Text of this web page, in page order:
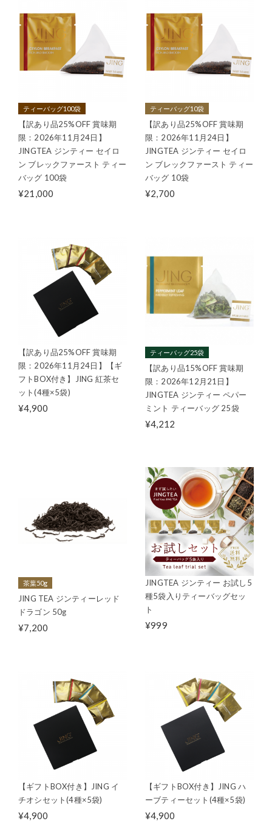
ティーバッグ100袋
【訳あり品25%OFF 賞味期
限：2026年11月24日】
JINGTEA ジンティー セイロ
ン ブレックファースト ティー
バッグ 100袋
¥21,000
ティーバッグ10袋
【訳あり品25%OFF 賞味期
限：2026年11月24日】
JINGTEA ジンティー セイロ
ン ブレックファースト ティー
バッグ 10袋
¥2,700
【訳あり品25%OFF 賞味期
限：2026年11月24日】【ギ
フトBOX付き】JING 紅茶セ
ット(4種×5袋)
¥4,900
ティーバッグ25袋
【訳あり品15%OFF 賞味期
限：2026年12月21日】
JINGTEA ジンティー ペパー
ミント ティーバッグ 25袋
¥4,212
茶葉50g
JING TEA ジンティーレッド
ドラゴン 50g
¥7,200
JINGTEA ジンティー お試し5
種5袋入りティーバッグセッ
ト
¥999
【ギフトBOX付き】JING イ
チオシセット(4種×5袋)
¥4,900
【ギフトBOX付き】JING ハ
ーブティーセット(4種×5袋)
¥4,900